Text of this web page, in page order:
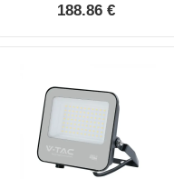
188.86 €